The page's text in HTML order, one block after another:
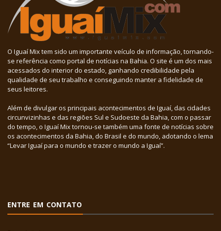
O Iguaí Mix tem sido um importante veículo de informação, tornando-
se referência como portal de notícias na Bahia. O site é um dos mais
acessados do interior do estado, ganhando credibilidade pela
qualidade de seu trabalho e conseguindo manter a fidelidade de
seus leitores.
Além de divulgar os principais acontecimentos de Iguaí, das cidades
circunvizinhas e das regiões Sul e Sudoeste da Bahia, com o passar
do tempo, o Iguaí Mix tornou-se também uma fonte de notícias sobre
os acontecimentos da Bahia, do Brasil e do mundo, adotando o lema
“Levar Iguaí para o mundo e trazer o mundo a Iguaí”.
ENTRE EM CONTATO